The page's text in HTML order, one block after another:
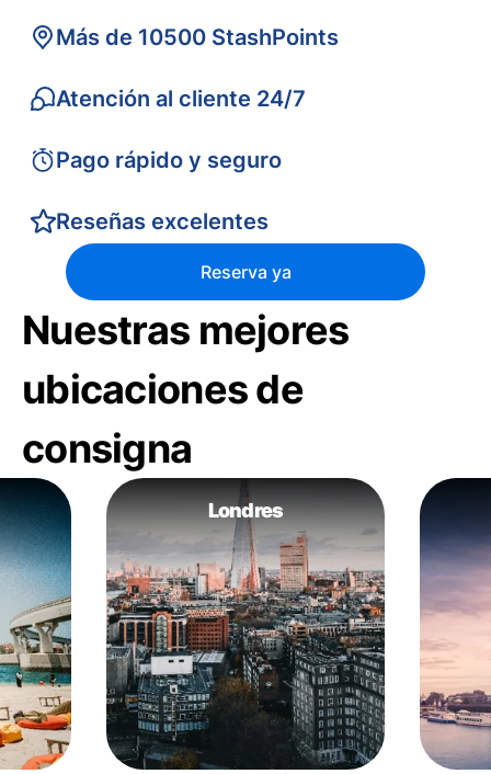
Más de 10500 StashPoints
Atención al cliente 24/7
Pago rápido y seguro
Reseñas excelentes
Reserva ya
Nuestras mejores
ubicaciones de
consigna
Londres